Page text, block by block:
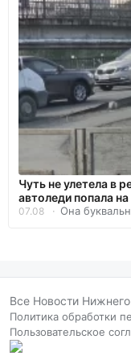
Чуть не улетела в
автоледи попала
07.08 Она
Все Новости
Политика обработки
Пользовательское